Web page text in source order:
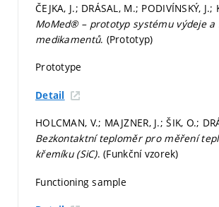
ČEJKA, J.; DRÁSAL, M.; PODIVÍNSKÝ, J.;
MoMed® – prototyp systému výdeje a
medikamentů. (Prototyp)
Prototype
Detail
HOLCMAN, V.; MAJZNER, J.; ŠIK, O.;
Bezkontaktní teploměr pro měření
křemíku (SiC). (Funkční vzorek)
Functioning sample